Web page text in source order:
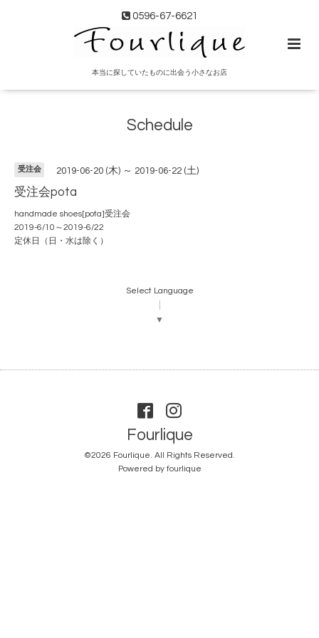
0596-67-6621
本当に探していたものに出会う小さなお店
Schedule
受注会 2019-06-20 (木) ～ 2019-06-22 (土)
受注会pota
handmade shoes[pota]受注会
2019-6/10～2019-6/22
定休日（日・水は除く）
Select Language
▼
Fourlique
©2026 Fourlique. All Rights Reserved.
Powered by fourlique